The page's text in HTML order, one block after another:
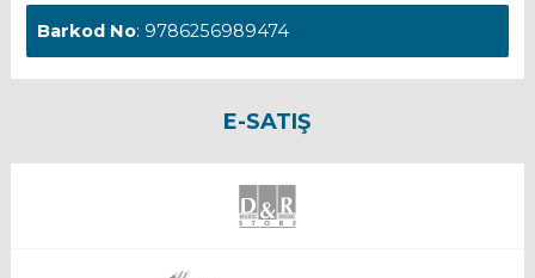
Barkod No: 9786256989474
E-SATIŞ